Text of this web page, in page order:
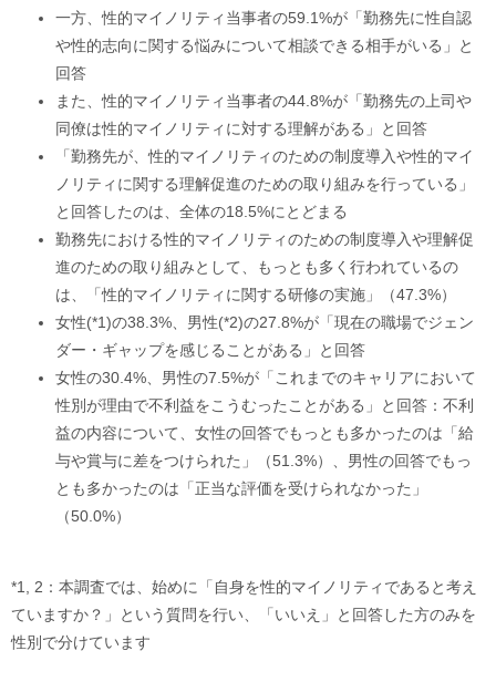
一方、性的マイノリティ当事者の59.1%が「勤務先に性自認
や性的志向に関する悩みについて相談できる相手がいる」と
回答
また、性的マイノリティ当事者の44.8%が「勤務先の上司や
同僚は性的マイノリティに対する理解がある」と回答
「勤務先が、性的マイノリティのための制度導入や性的マイ
ノリティに関する理解促進のための取り組みを行っている」
と回答したのは、全体の18.5%にとどまる
勤務先における性的マイノリティのための制度導入や理解促
進のための取り組みとして、もっとも多く行われているの
は、「性的マイノリティに関する研修の実施」（47.3%）
女性(*1)の38.3%、男性(*2)の27.8%が「現在の職場でジェン
ダー・ギャップを感じることがある」と回答
女性の30.4%、男性の7.5%が「これまでのキャリアにおいて
性別が理由で不利益をこうむったことがある」と回答：不利
益の内容について、女性の回答でもっとも多かったのは「給
与や賞与に差をつけられた」（51.3%）、男性の回答でもっ
とも多かったのは「正当な評価を受けられなかった」
（50.0%）
*1, 2：本調査では、始めに「自身を性的マイノリティであると考え
ていますか？」という質問を行い、「いいえ」と回答した方のみを
性別で分けています